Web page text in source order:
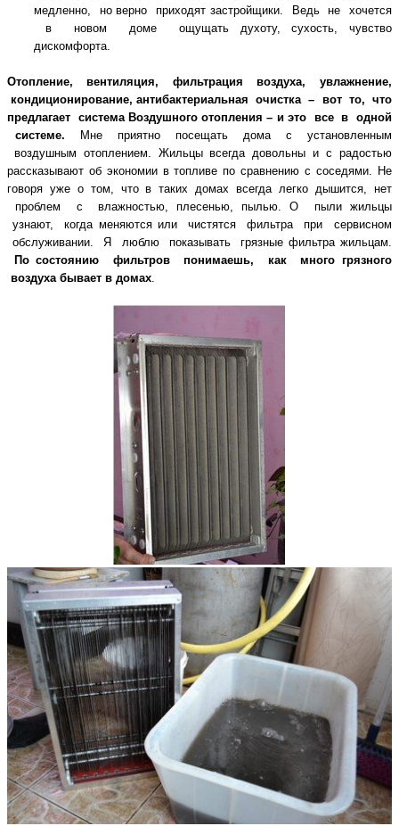
медленно, но верно приходят застройщики. Ведь не хочется
в новом доме ощущать духоту, сухость, чувство
дискомфорта.
Отопление, вентиляция, фильтрация воздуха, увлажнение,
кондиционирование,антибактериальная очистка – вот то, что
предлагает система Воздушногоотопления – иэто все в одной
системе. Мне приятно посещать дома с установленным
воздушным отоплением. Жильцы всегда довольны и с радостью
рассказывают об экономии в топливепо сравнению с соседями. Не
говоря уже о том, что в таких домах всегда легко дышится, нет
проблем с влажностью, плесенью, пылью. О пыли жильцы
узнают, когда меняются или чистятся фильтра при сервисном
обслуживании. Я люблю показывать грязныефильтра жильцам.
По состоянию фильтров понимаешь, как много грязного
воздуха бывает в домах.